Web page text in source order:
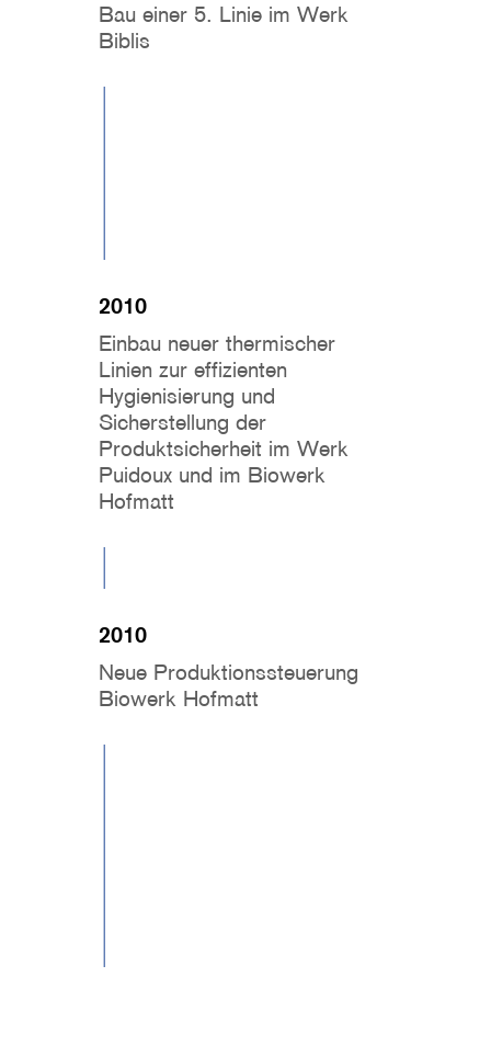
Bau einer 5. Linie im Werk
Biblis
2010
Einbau neuer thermischer
Linien zur effizienten
Hygienisierung und
Sicherstellung der
Produktsicherheit im Werk
Puidoux und im Biowerk
Hofmatt
2010
Neue Produktionssteuerung
Biowerk Hofmatt